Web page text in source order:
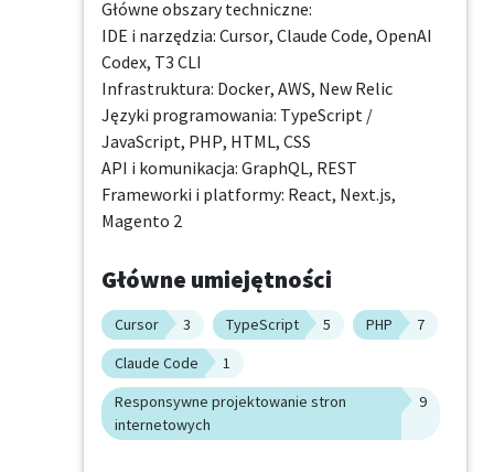
Główne obszary techniczne:
IDE i narzędzia: Cursor, Claude Code, OpenAI
Codex, T3 CLI
Infrastruktura: Docker, AWS, New Relic
Języki programowania: TypeScript /
JavaScript, PHP, HTML, CSS
API i komunikacja: GraphQL, REST
Frameworki i platformy: React, Next.js,
Magento 2
Główne umiejętności
Cursor 3 TypeScript 5 PHP
7
Claude Code
1
Responsywne projektowanie stron
internetowych
9